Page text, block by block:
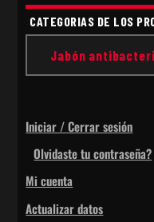
CATEGORIAS DE LOS
Iniciar / Cerrar sesión
Olvidaste tu contraseña?
Mi cuenta
Actualizar datos